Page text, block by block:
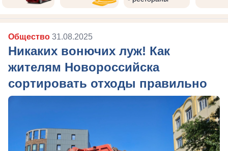
Общество 31.08.2025
Никаких вонючих луж! Как
жителям Новороссийска
сортировать отходы правильно